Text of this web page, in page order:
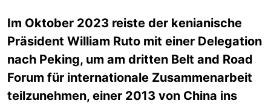
Im Oktober 2023 reiste der kenianische
Präsident William Ruto mit einer Delegation
nach Peking, um am dritten Belt and Road
Forum für internationale Zusammenarbeit
teilzunehmen, einer 2013 von China ins